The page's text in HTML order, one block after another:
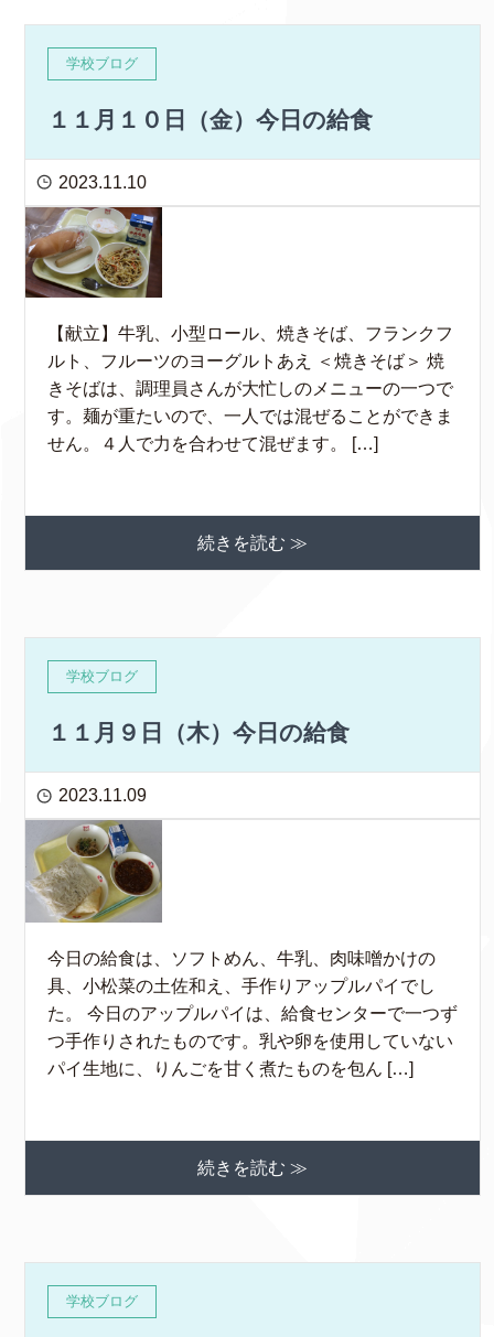
学校ブログ
１１月１０日（金）今日の給食
2023.11.10
【献立】牛乳、小型ロール、焼きそば、フランクフ
ルト、フルーツのヨーグルトあえ ＜焼きそば＞ 焼
きそばは、調理員さんが大忙しのメニューの一つで
す。麺が重たいので、一人では混ぜることができま
せん。４人で力を合わせて混ぜます。 […]
続きを読む ≫
学校ブログ
１１月９日（木）今日の給食
2023.11.09
今日の給食は、ソフトめん、牛乳、肉味噌かけの
具、小松菜の土佐和え、手作りアップルパイでし
た。 今日のアップルパイは、給食センターで一つず
つ手作りされたものです。乳や卵を使用していない
パイ生地に、りんごを甘く煮たものを包ん […]
続きを読む ≫
学校ブログ